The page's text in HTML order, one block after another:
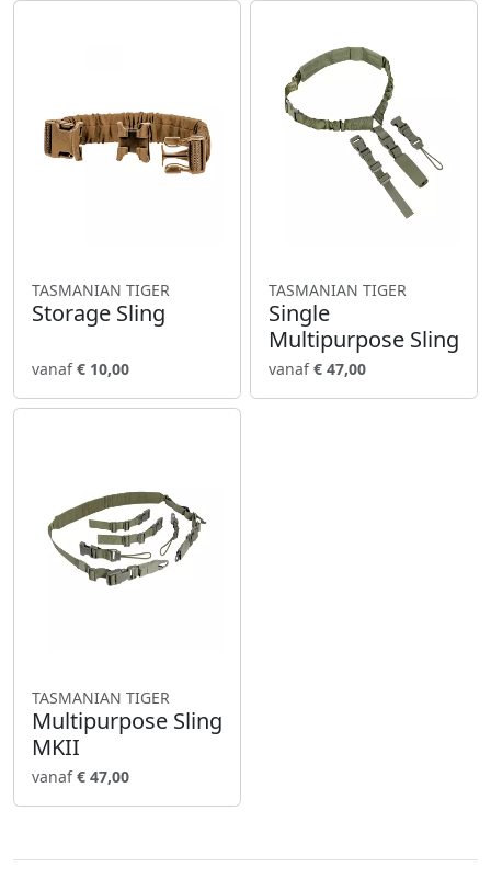
TASMANIAN TIGER
Storage Sling
vanaf€ 10,00
TASMANIAN TIGER
Single
Multipurpose Sling
vanaf€ 47,00
TASMANIAN TIGER
Multipurpose Sling
MKII
vanaf€ 47,00